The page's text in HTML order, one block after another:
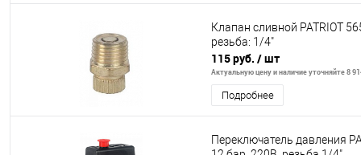
Клапан сливной PATRIOT
резьба: 1/4"
115 руб. / шт
Актуальную цену и наличие уточняйте 8
Подробнее
Переключатель давления